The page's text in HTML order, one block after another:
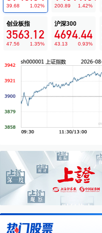
39.68 1.02% 200.89 1.42%
创业板指
3563.12
47.56 1.35%
沪深300
4694.44
43.13 0.93%